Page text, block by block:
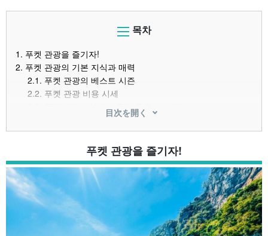
목차
1. 푸켓 관광을 즐기자!
2. 푸켓 관광의 기본 지식과 매력
2.1. 푸켓 관광의 베스트 시즌
2.2. 푸켓 관광 비용 시세
푸켓 관광에서 알아두면 좋은 기본 정보
푸켓 관광지 랭킹 TOP10
3.1.빠통 비치
3.3.방글라 거리
3.4.
왓 찰롱
3.5. 피피섬
3.6.코랄 아일랜드
빅 부다
푸켓 타운
目次を開く
푸켓 관광을 즐기자!